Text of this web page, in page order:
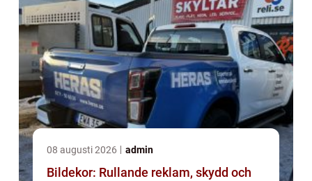
08 augusti 2026 admin
Bildekor: Rullande reklam, skydd och